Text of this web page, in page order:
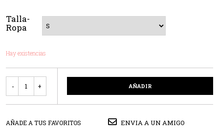
Talla-
Ropa
Hay existencias
AÑADIR
AÑADE A TUS FAVORITOS ENVIA A UN AMIGO